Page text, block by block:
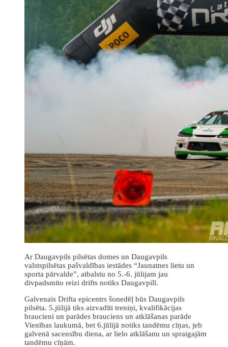
Ar Daugavpils pilsētas domes un Daugavpils
valstspilsētas pašvaldības iestādes “Jaunatnes lietu un
sporta pārvalde”, atbalstu no 5.-6. jūlijam jau
divpadsmito reizi drifts notiks Daugavpilī.
Galvenais Drifta epicentrs šonedēļ būs Daugavpils
pilsēta. 5.jūlijā tiks aizvadīti treniņi, kvalifikācijas
braucieni un parādes brauciens un atklāšanas parāde
Vienības laukumā, bet 6.jūlijā notiks tandēmu cīņas, jeb
galvenā sacensību diena, ar lielo atklāšanu un spraigajām
tandēmu cīņām.